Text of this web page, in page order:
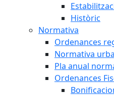
Històric
Normativa
Ordenances
Normativa
Pla anual
Ordenances